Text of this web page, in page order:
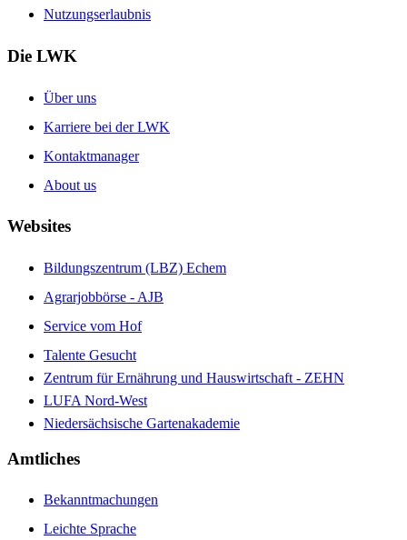
Nutzungserlaubnis
Die LWK
Über uns
Karriere bei der LWK
Kontaktmanager
About us
Websites
Bildungszentrum (LBZ) Echem
Agrarjobbörse - AJB
Service vom Hof
Talente Gesucht
Zentrum für Ernährung und Hauswirtschaft - ZEHN
LUFA Nord-West
Niedersächsische Gartenakademie
Amtliches
Bekanntmachungen
Leichte Sprache